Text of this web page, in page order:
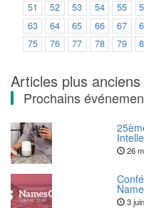
51
52 53 54 55
63
64 65 66 67
75
76 77 78 79
Navigation
des
articles
Articles plus anciens
Prochains
26
3